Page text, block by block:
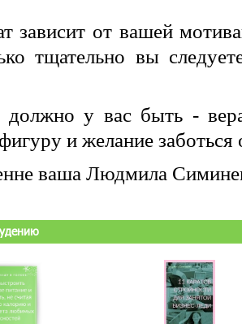
зависит от вашей
тщательно вы
должно у вас быть -
и желание заботься
ваша Людмила